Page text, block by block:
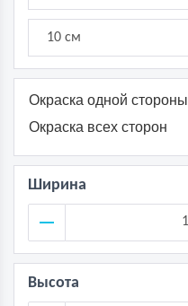
10 см
Окраска одной стороны
Окраска всех сторон
Ширина
Высота